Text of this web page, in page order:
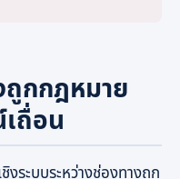
ถูกกฎหมาย
ถื่อน
ระบบระหว่างช่องทางถูก